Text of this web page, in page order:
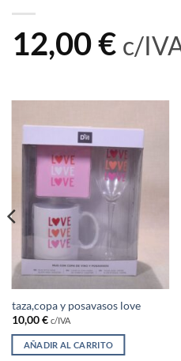
12,00€ c/
taza,copa y posavasos love
10,00€ c/IVA
AÑADIR AL CARRITO